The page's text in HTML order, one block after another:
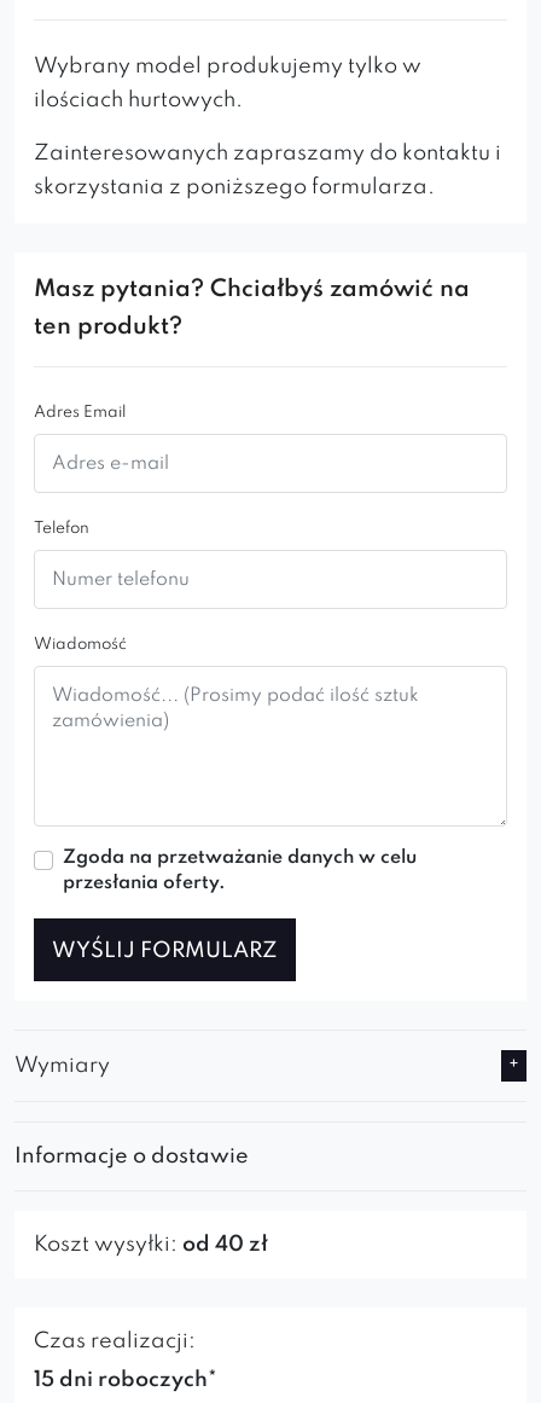
produkcji stosuje się najlepszej jakości materiały,
standardowo najwyższej próby jest także
Ideal Black to model bardzo ceniony przez
naszych Klientów.
Wybrany model produkujemy tylko w
ilościach hurtowych.
Zainteresowanych zapraszamy do kontaktu i
skorzystania z poniższego formularza.
Masz pytania? Chciałbyś zamówić na
ten produkt?
Adres Email
Telefon
Wiadomość
Zgoda na przetważanie danych w celu
przesłania oferty.
WYŚLIJ FORMULARZ
Wymiary
Informacje o dostawie
Koszt wysyłki: od 40 zł
Czas realizacji:
15 dni roboczych*